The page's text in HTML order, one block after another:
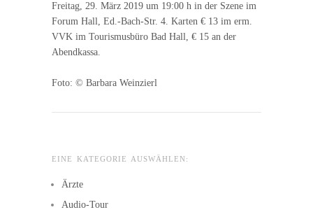
Freitag, 29. März 2019 um 19:00 h in der Szene im
Forum Hall, Ed.-Bach-Str. 4. Karten € 13 im erm.
VVK im Tourismusbüro Bad Hall, € 15 an der
Abendkassa.
Foto: © Barbara Weinzierl
EINE KATEGORIE AUSWÄHLEN:
Ärzte
Audio-Tour